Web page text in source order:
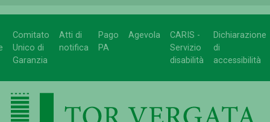
Comitato
Unico di
Garanzia
Atti di
notifica
Pago
PA
Agevola
CARIS -
Servizio
disabilità
Dichiarazione
di
accessibilità